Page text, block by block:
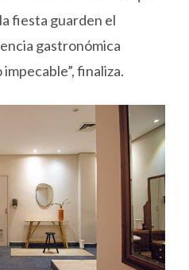
fiesta guarden el
gastronómica
finaliza.